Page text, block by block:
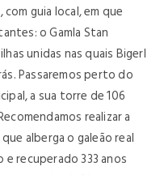
guia local, em que
o Gamla Stan
unidas nas quais Bigerl
Passaremos perto do
a sua torre de 106
realizar a
alberga o galeão real
recuperado 333 anos